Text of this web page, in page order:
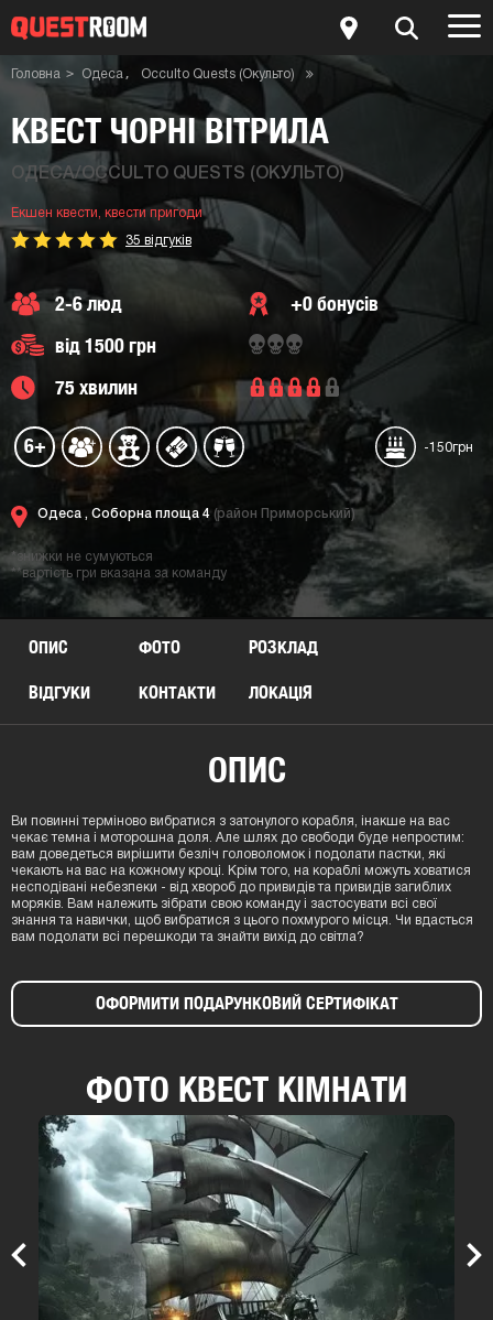
Головна Одеса
Occulto Quests (Окульто)
Екшен квести
Квести пригоди Квест Чорні Вітрила
КВЕСТ ЧОРНІ ВІТРИЛА
ОДЕСА/OCCULTO QUESTS (ОКУЛЬТО)
Екшен квести, квести пригоди
35 відгуків
2-6 люд
+0 бонусів
від 1500 грн
75 хвилин
6+ -150грн
Одеса , Соборна площа 4 (район Приморський)
*знижки не сумуються
**вартість гри вказана за команду
ОПИС ФОТО РОЗКЛАД
ВІДГУКИ КОНТАКТИ ЛОКАЦIЯ
ОПИС
Ви повинні терміново вибратися з затонулого корабля, інакше на вас
чекає темна і моторошна доля. Але шлях до свободи буде непростим:
вам доведеться вирішити безліч головоломок і подолати пастки, які
чекають на вас на кожному кроці. Крім того, на кораблі можуть ховатися
несподівані небезпеки - від хвороб до привидів та привидів загиблих
моряків. Вам належить зібрати свою команду і застосувати всі свої
знання та навички, щоб вибратися з цього похмурого місця. Чи вдасться
вам подолати всі перешкоди та знайти вихід до світла?
ОФОРМИТИ ПОДАРУНКОВИЙ СЕРТИФІКАТ
ФОТО КВЕСТ КІМНАТИ
Previous